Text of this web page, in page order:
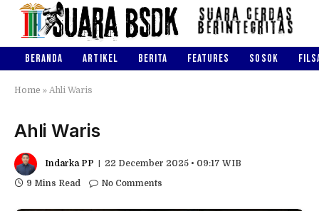
BERANDA ARTIKEL BERITA FEATURES SOSOK
Home » Ahli Waris
Ahli Waris
Indarka PP
22 December 2025 • 09:17 WIB
9 Mins Read
No Comments